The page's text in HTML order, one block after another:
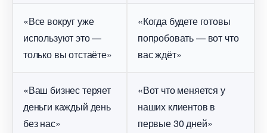
«Все вокруг уже
используют это —
только вы отстаёте»
«Когда будете готовы
попробовать — вот что
ас ждёт»
«Ваш бизнес теряет
деньги каждый день
ез нас»
«Вот что меняется у
наших клиенто
первые 30 дней»